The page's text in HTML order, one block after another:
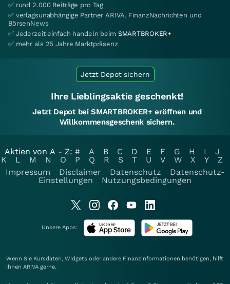
✅ rund 2.000 Beiträge pro Tag
✅ verlagsunabhängige Partner ARIVA, FinanzNachrichten und
BörsenNews
✅ Jederzeit einfach handeln beim SMARTBROKER+
✅ mehr als 25 Jahre Marktpräsenz
Jetzt Depot sichern
Ihre Lieblingsaktie geschenkt!
Jetzt Depot bei SMARTBROKER+ eröffnen und
Willkommensgeschenk sichern.
Aktien von A - Z: # A B C D E F G H I
J
K
L M N O P Q R S T U V W X Y
Z
Impressum
Disclaimer Datenschutz
Datenschutz-
Einstellungen
Nutzungsbedingungen
Unsere Apps:
Wenn Sie Kursdaten, Widgets oder andere Finanzinformationen benötigen, hilft
Ihnen ARIVA gerne.